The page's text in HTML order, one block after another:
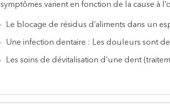
symptômes varient en fonction de la cause à
Le blocage de résidus d’aliments dans un
Une infection dentaire : Les douleurs sont
Les soins de dévitalisation d’une dent